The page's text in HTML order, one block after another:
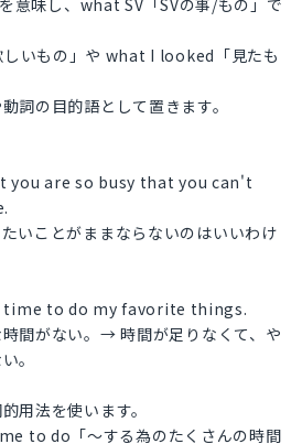
意味し、what SV「SVの事/もの」で
いもの」や what I looked「見たも
詞の目的語として置きます。
you are so busy that you can't
いことがままならないのはいいわけ
time to do my favorite things.
間がない。→ 時間が足りなくて、や
。
用法を使います。
to do「～する為のたくさんの時間